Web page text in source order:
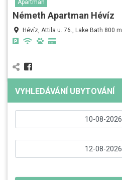
Apartman
Németh Apartman Hévíz
Hévíz, Attila u. 76., Lake Bath 800 m
VYHLEDÁVÁNÍ UBYTOVÁNÍ